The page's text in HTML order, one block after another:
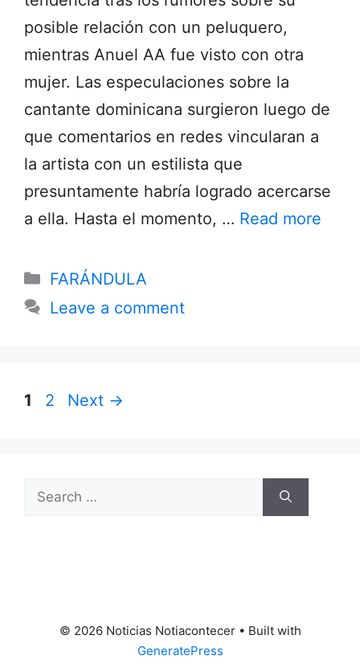
posible relación con un peluquero,
mientras Anuel AA fue visto con otra
mujer. Las especulaciones sobre la
cantante dominicana surgieron luego de
que comentarios en redes vincularan a
la artista con un estilista que
presuntamente habría logrado acercarse
a ella. Hasta el momento, … Read more
Categories
FARÁNDULA
Leave a comment
Page
1 Page
2 Next →
Search
© 2026 Noticias Notiacontecer• Built with
GeneratePress